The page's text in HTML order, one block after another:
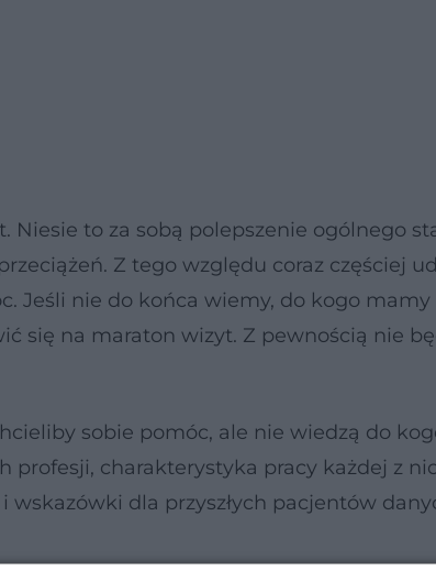
Niesie to za sobą polepszenie ogólnego
Z tego względu coraz częściej
Jeśli nie do końca wiemy, do kogo mamy
się na maraton wizyt. Z pewnością nie
sobie pomóc, ale nie wiedzą do
profesji, charakterystyka pracy każdej z
dla przyszłych pacjentów